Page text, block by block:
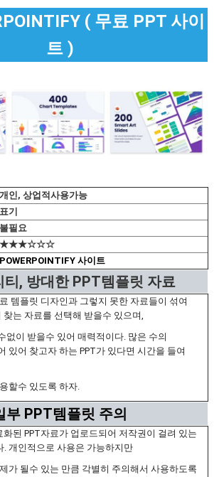
( 무료 PPT 사이
트 )
개인, 상업적사용가능
표기
불필요
★★★☆☆☆
POWERPOINTIFY 사이트
티, 방대한 PPT템플릿 자료
템플릿 디자인과 그렇지 못한 자료들이 섞여
는 자료를 선택해 받을수 있으며,
없이 받을수 있어 매력적이다. 많은 수의
있어 찾고자 하는 PPT가 있다면 시간을 들여
할수 있도록 하자.
부 PPT템플릿 주의
된 PPT자료가 업로드되어 저작권이 걸려 있는
. 개인적으로 사용은 가능하지만
가 될수 있는 만큼 각별히 주의해서 사용하도록